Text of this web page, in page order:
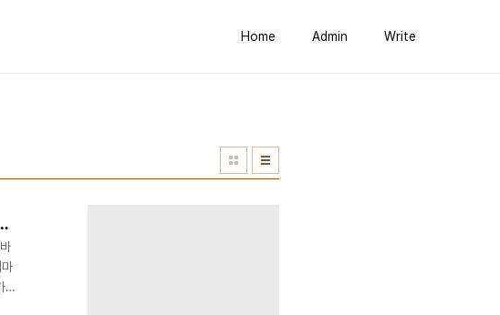
Home Admin Write
적> 리뷰+고레에다 히로카쓰 감독 인터뷰